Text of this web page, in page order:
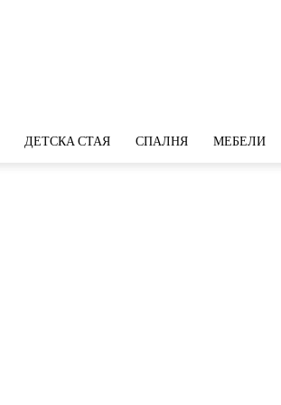
ДЕТСКА СТАЯ СПАЛНЯ МЕБЕЛИ